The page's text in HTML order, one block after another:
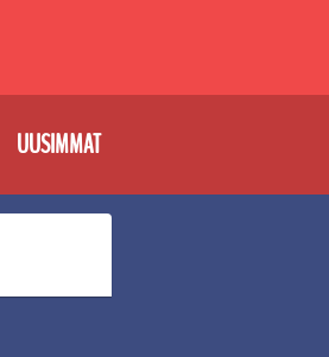
UUSIMMAT